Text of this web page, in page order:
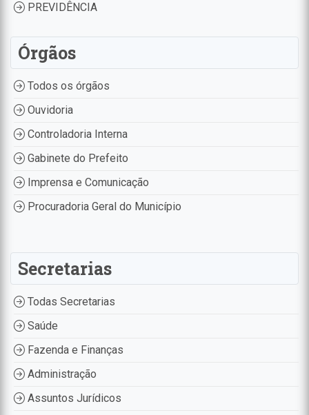
PREVIDÊNCIA
Órgãos
Todos os órgãos
Ouvidoria
Controladoria Interna
Gabinete do Prefeito
Imprensa e Comunicação
Procuradoria Geral do Município
Secretarias
Todas Secretarias
Saúde
Fazenda e Finanças
Administração
Assuntos Jurídicos